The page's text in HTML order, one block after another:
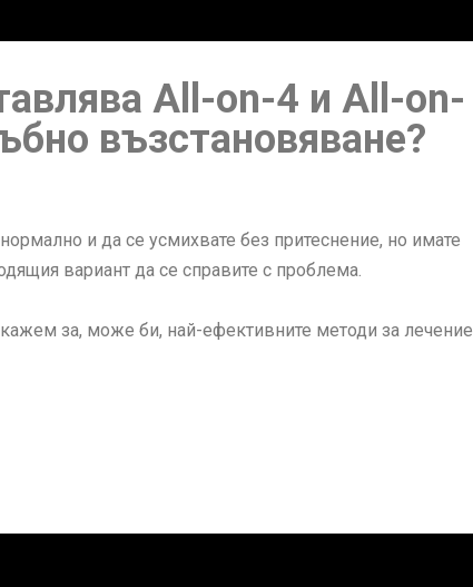
All-on-4 и All-on-
възстановяване?
и да се усмихвате без притеснение, но имате
вариант да се справите с проблема.
за, може би, най-ефективните методи за лечение